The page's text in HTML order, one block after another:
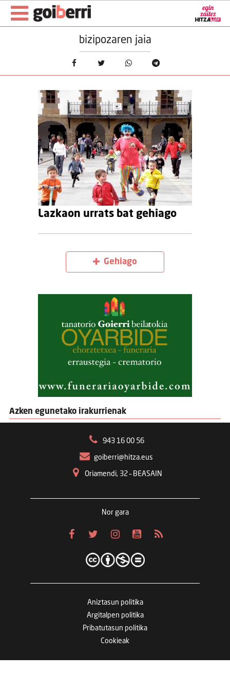
bizipozaren jaia
Lazkaon urrats bat gehiago
Gehiago
Azken egunetako irakurrienak
943 16 00 56
goiberri@hitza.eus
Oriamendi, 32 – BEASAIN
Nor gara
Aniztasun politika
Argitalpen politika
Pribatutasun politika
Cookieak